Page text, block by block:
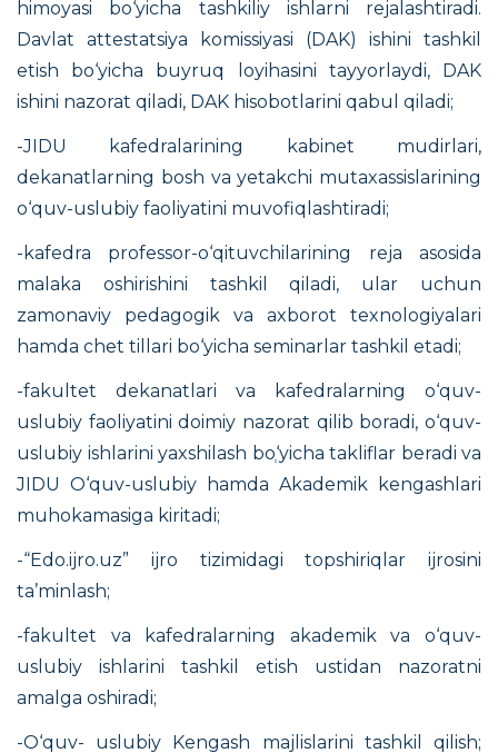
himoyasi bo‘yicha tashkiliy ishlarni rejalashtiradi.
Davlat attestatsiya komissiyasi (DAK) ishini tashkil
etish bo‘yicha buyruq loyihasini tayyorlaydi, DAK
ishini nazorat qiladi, DAK hisobotlarini qabul qiladi;
-JIDU kafedralarining kabinet mudirlari,
dekanatlarning bosh va yetakchi mutaxassislarining
o‘quv-uslubiy faoliyatini muvofiqlashtiradi;
-kafedra professor-o‘qituvchilarining reja asosida
malaka oshirishini tashkil qiladi, ular uchun
zamonaviy pedagogik va axborot texnologiyalari
hamda chet tillari bo‘yicha seminarlar tashkil etadi;
-fakultet dekanatlari va kafedralarning o‘quv-
uslubiy faoliyatini doimiy nazorat qilib boradi, o‘quv-
uslubiy ishlarini yaxshilash boְ‘yicha takliflar beradi va
JIDU O‘quv-uslubiy hamda Akademik kengashlari
muhokamasiga kiritadi;
-“Edo.ijro.uz” ijro tizimidagi topshiriqlar ijrosini
ta’minlash;
-fakultet va kafedralarning akademik va o‘quv-
uslubiy ishlarini tashkil etish ustidan nazoratni
amalga oshiradi;
-O‘quv- uslubiy Kengash majlislarini tashkil qilish;